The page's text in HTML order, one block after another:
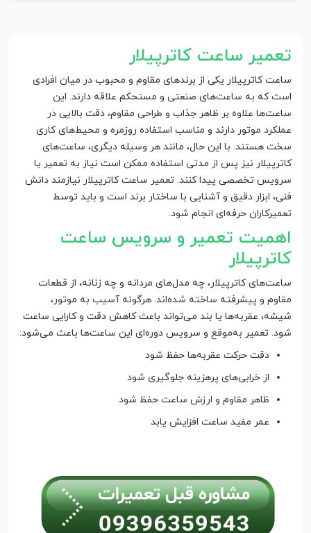
تعمیر ساعت کاترپیلار
ساعت کاترپیلار یکی از برندهای مقاوم و محبوب در میان افرادی
است که به ساعت‌های صنعتی و مستحکم علاقه دارند. این
ساعت‌ها علاوه بر ظاهر جذاب و طراحی مقاوم، دقت بالایی در
عملکرد موتور دارند و مناسب استفاده روزمره و محیط‌های کاری
سخت هستند. با این حال، مانند هر وسیله دیگری، ساعت‌های
کاترپیلار نیز پس از مدتی استفاده ممکن است نیاز به تعمیر یا
سرویس تخصصی پیدا کنند. تعمیر ساعت کاترپیلار نیازمند دانش
فنی، ابزار دقیق و آشنایی با ساختار برند است و باید توسط
تعمیرکاران حرفه‌ای انجام شود.
اهمیت تعمیر و سرویس ساعت
کاترپیلار
ساعت‌های کاترپیلار، چه مدل‌های مردانه و چه زنانه، از قطعات
مقاوم و پیشرفته ساخته شده‌اند. هرگونه آسیب به موتور،
شیشه، عقربه‌ها یا بند می‌تواند باعث کاهش دقت و کارایی ساعت
شود. تعمیر به‌موقع و سرویس دوره‌ای این ساعت‌ها باعث می‌شود:
دقت حرکت عقربه‌ها حفظ شود
از خرابی‌های پرهزینه جلوگیری شود
ظاهر مقاوم و ارزش ساعت حفظ شود
عمر مفید ساعت افزایش یابد